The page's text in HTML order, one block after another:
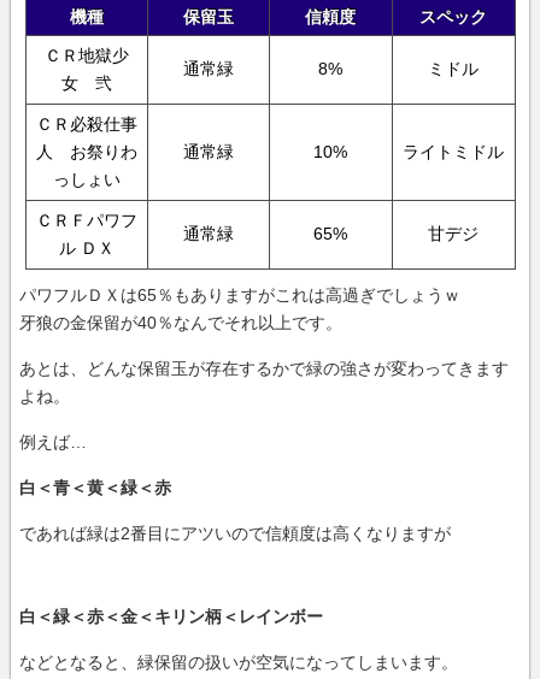
機種 保留玉 信頼度
スペック
ＣＲ地獄少
女 弐
通常緑 8% ミドル
ＣＲ必殺仕事
人 お祭りわ
っしょい
通常緑 10% ライトミドル
ＣＲＦパワフ
ル ＤＸ
通常緑 65% 甘デジ
パワフルＤＸは65％もありますがこれは高過ぎでしょうｗ
牙狼の金保留が40％なんでそれ以上です。
あとは、どんな保留玉が存在するかで緑の強さが変わってきます
よね。
例えば…
白＜青＜黄＜緑＜赤
であれば緑は2番目にアツいので信頼度は高くなりますが
白＜緑＜赤＜金＜キリン柄＜レインボー
などとなると、緑保留の扱いが空気になってしまいます。